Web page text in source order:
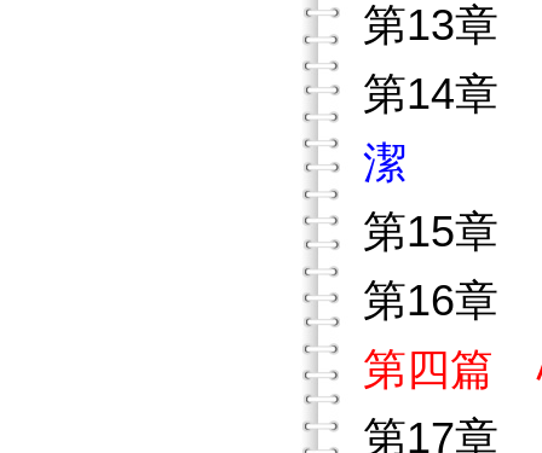
第13章
第14章
潔
第15章
第16章
第四篇
第17章